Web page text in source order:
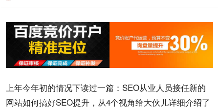
上年今年初的情况下读过一篇： SEO从业人员接任新的
网站如何搞好SEO提升，从4个视角给大伙儿详细介绍了